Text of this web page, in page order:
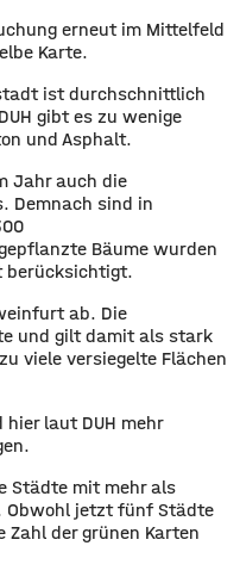
erneut im Mittelfeld
Karte.
ist durchschnittlich
gibt es zu wenige
und Asphalt.
Jahr auch die
Demnach sind in
Bäume wurden
berücksichtigt.
ab. Die
und gilt damit als stark
viele versiegelte Flächen
laut DUH mehr
Städte mit mehr als
Obwohl jetzt fünf Städte
der grünen Karten